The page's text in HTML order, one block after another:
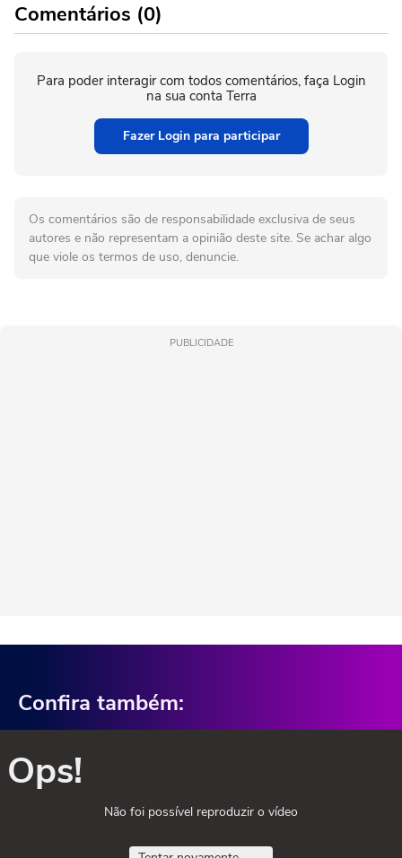
Comentários (0)
Para poder interagir com todos comentários, faça Login
na sua conta Terra
Fazer Login para participar
Os comentários são de responsabilidade exclusiva de seus
autores e não representam a opinião deste site. Se achar algo
que viole os termos de uso, denuncie.
PUBLICIDADE
Confira também:
Ops!
Não foi possível reproduzir o vídeo